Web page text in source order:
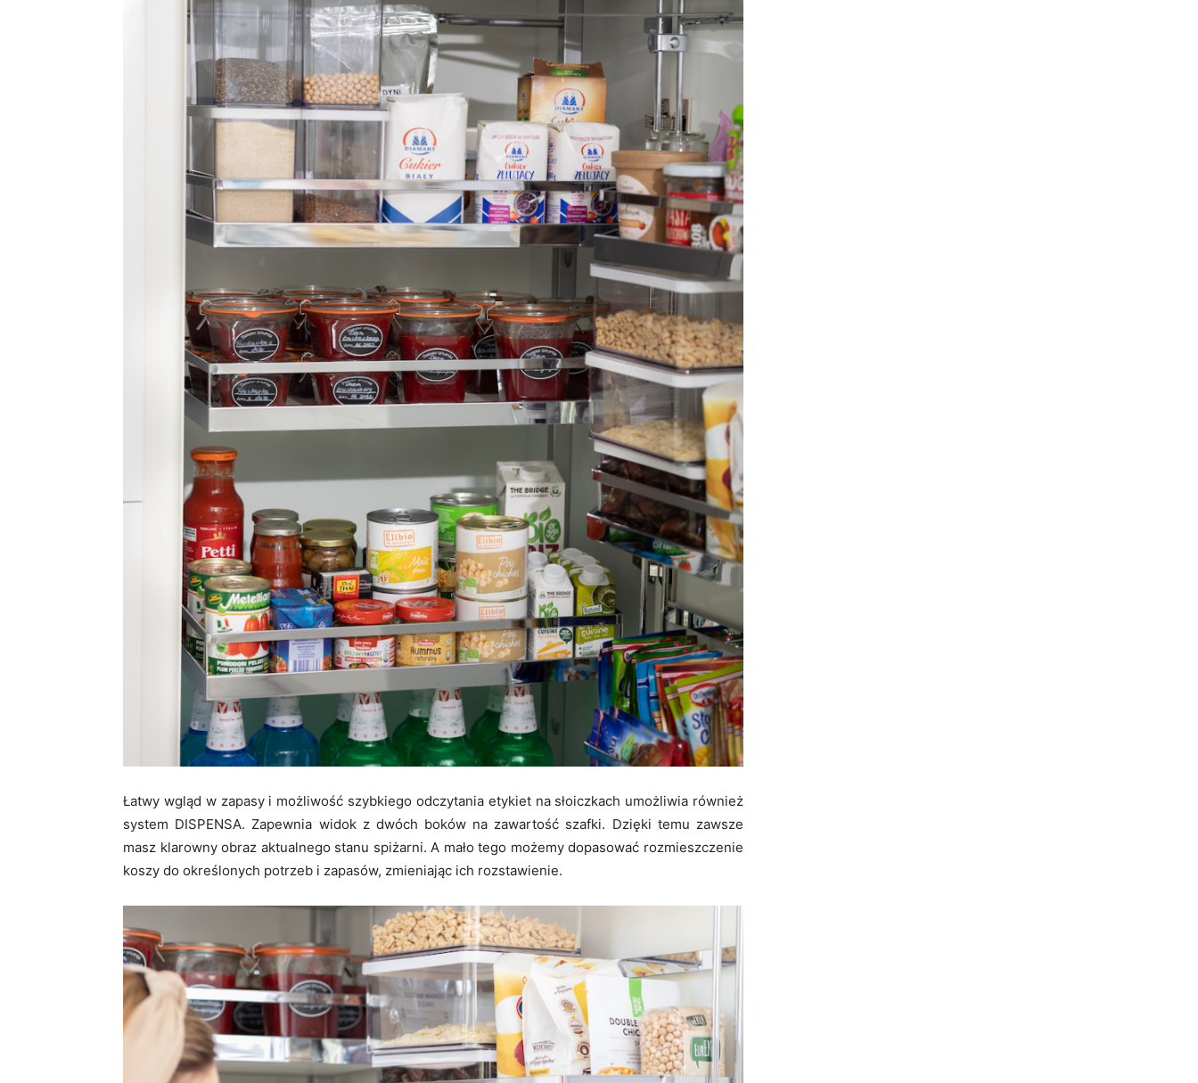
Łatwy wgląd w zapasy i możliwość szybkiego odczytania etykiet na słoiczkach umożliwia również
system DISPENSA. Zapewnia widok z dwóch boków na zawartość szafki. Dzięki temu zawsze
masz klarowny obraz aktualnego stanu spiżarni. A mało tego możemy dopasować rozmieszczenie
koszy do określonych potrzeb i zapasów, zmieniając ich rozstawienie.